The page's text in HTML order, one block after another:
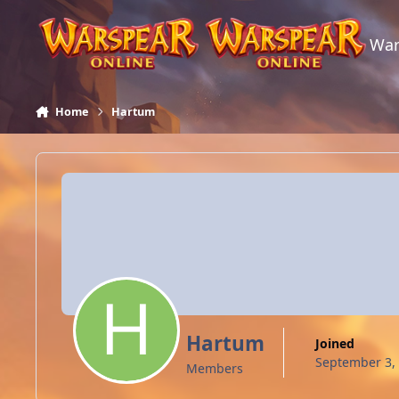
Skip to content
Home Hartum
Hartum
Members
Joined
September 3,